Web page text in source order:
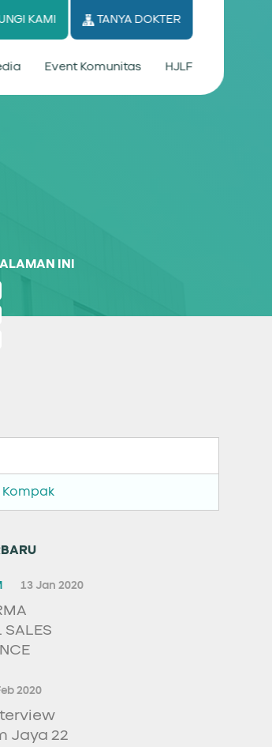
KAMI TANYA DOKTER
Event Komunitas HJLF
INI
13 Jan 2020
SALES
2020
Jaya 22